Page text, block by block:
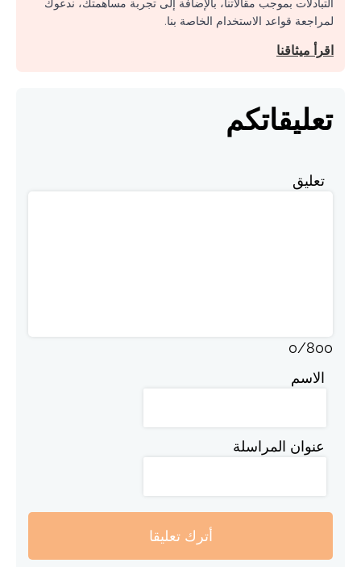
التبادلات بموجب مقالاتنا، بالإضافة إلى تجربة مساهمتك، ندعوك
لمراجعة قواعد الاستخدام الخاصة بنا.
اقرأ ميثاقنا
تعليقاتكم
تعليق
0/800
الاسم
عنوان المراسلة
أترك تعليقا